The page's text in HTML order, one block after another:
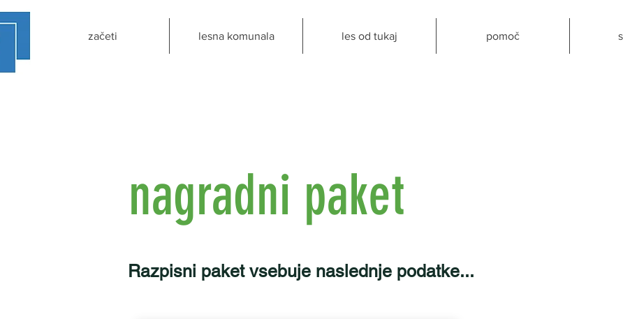
začeti lesna komunala les od tukaj pomoč
nagradni paket
Razpisni paket vsebuje naslednje podatke...